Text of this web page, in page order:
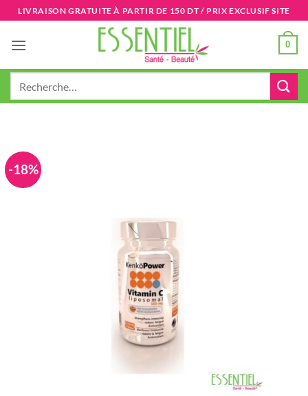
Passer
au
contenu
LIVRAISON GRATUITE À PARTIR DE 150 DT / PRIX EXCLUSIF SITE
0
-18%